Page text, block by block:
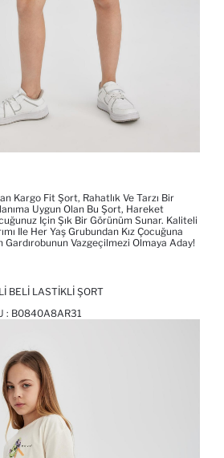
Kargo Fit Şort, Rahatlık Ve Tarzı Bir
Uygun Olan Bu Şort, Hareket
Için Şık Bir Görünüm Sunar. Kaliteli
Ile Her Yaş Grubundan Kız Çocuğuna
Gardırobunun Vazgeçilmezi Olmaya Aday!
BELI LASTIKLI ŞORT
: B0840A8AR31